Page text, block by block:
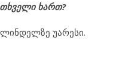
ხართ?
უარესი.